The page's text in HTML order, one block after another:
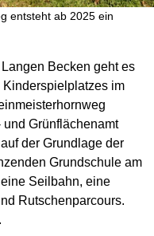
entsteht ab 2025 ein
Becken geht es
im
Grünflächenamt
der Grundlage der
Grundschule am
Seilbahn, eine
Rutschenparcours.